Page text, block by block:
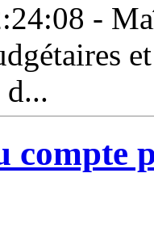
-
d...
compte